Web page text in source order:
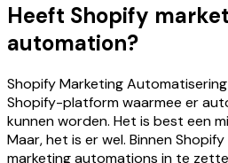
Heeft Shopify
automation?
Shopify Marketing
Shopify-platform waarmee er
kunnen worden. Het is best een
Maar, het is er wel. Binnen
marketing automations in te